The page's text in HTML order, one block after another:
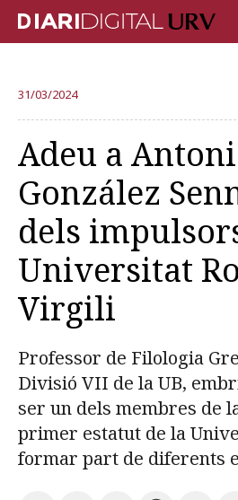
RECERCA
DOCÈNCIA
INSTITUCIÓ
VIDA AL CAMPUS
COMUNITAT URV
REPORTATGES
Més categories
Prova la cerca
31/03/2024
Adeu a Antoni
González
dels
Universitat
Virgili
Professor de Filologia
Divisió VII de la UB,
ser un dels membres de
primer estatut de la
formar part de diferents